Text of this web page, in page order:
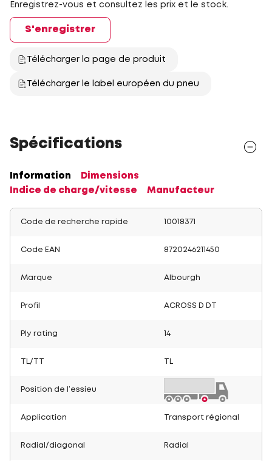
Enregistrez-vous et consultez les prix et le stock.
S'enregistrer
Télécharger la page de produit
Télécharger le label européen du pneu
Spécifications
Information
Dimensions
Indice de charge/vitesse
Manufacteur
Code de recherche rapide 10018371
Code EAN 8720246211450
Marque Albourgh
Profil ACROSS D DT
Ply rating 14
TL/TT
Position de l’essieu
Application Transport régional
Radial/diagonal Radial